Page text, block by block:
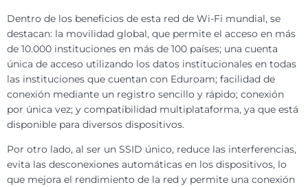
Dentro de los beneficios de esta red de Wi-Fi mundial, se
destacan: la movilidad global, que permite el acceso en más
de 10.000 instituciones en más de 100 países; una cuenta
única de acceso utilizando los datos institucionales en todas
las instituciones que cuentan con Eduroam; facilidad de
conexión mediante un registro sencillo y rápido; conexión
por única vez; y compatibilidad multiplataforma, ya que está
disponible para diversos dispositivos.
Por otro lado, al ser un SSID único, reduce las interferencias,
evita las desconexiones automáticas en los dispositivos, lo
que mejora el rendimiento de la red y permite una conexión